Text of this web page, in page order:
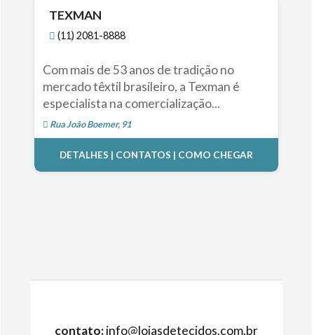
TEXMAN
(11) 2081-8888
Com mais de 53 anos de tradição no
mercado têxtil brasileiro, a Texman é
especialista na comercialização...
Rua João Boemer, 91
DETALHES | CONTATOS | COMO CHEGAR
contato: info@lojasdetecidos.com.br